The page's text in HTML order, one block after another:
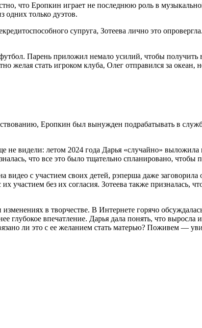
что Еропкин играет не последнюю роль в
одних только дуэтов.
супруга, Зотеева лично это
Парень приложил немало усилий, чтобы
желая стать игроком клуба, Олег отправился за океан,
Еропкин был вынужден подрабатывать в
видели: летом 2024 года Дарья «случайно»
что все это было тщательно спланировано, чтобы
с участием своих детей, рэперша даже
без их согласия. Зотеева также призналась,
в творчестве. В Интернете горячо
впечатление. Дарья дала понять, что выросла
ли это с ее желанием стать матерью? Поживем —